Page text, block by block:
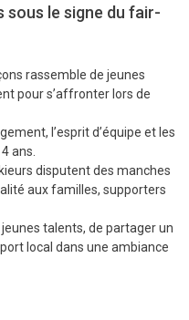
le signe du fair-
rassemble de jeunes
pour s’affronter lors de
l’esprit d’équipe et les
ans.
disputent des manches
aux familles, supporters
talents, de partager un
local dans une ambiance